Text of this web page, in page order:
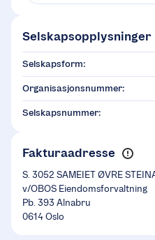
Selskapsopplysninger
Selskapsform:
Organisasjonsnummer:
Selskapsnummer:
Fakturaadresse
S. 3052 SAMEIET ØVRE
v/OBOS Eiendomsforvaltning
Pb. 393 Alnabru
0614 Oslo